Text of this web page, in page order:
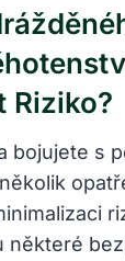
Riziko?
bojujete s
některé